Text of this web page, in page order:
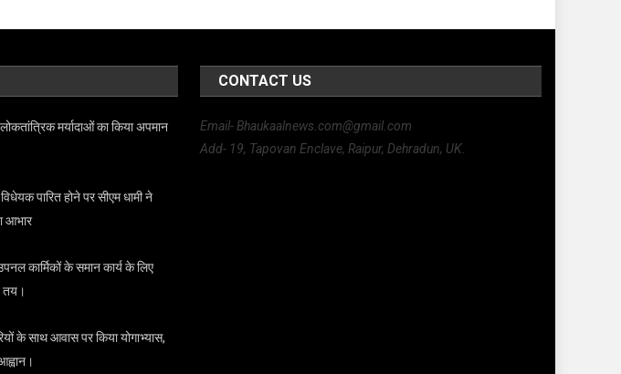
मर्यादाओं का किया अपमान
पारित होने पर सीएम धामी ने
आभार
कार्मिकों के समान कार्य के लिए
तय।
के साथ आवास पर किया योगाभ्यास,
CONTACT US
Email- Bhaukaalnews.com@gmail.com
Add- 19, Tapovan Enclave, Raipur, Dehradun, UK.